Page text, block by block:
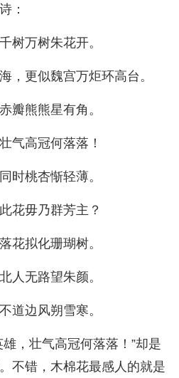
：
树万树朱花开。
，更似魏宫万炬环高台。
瓣熊熊星有角。
气高冠何落落！
时桃杏惭轻薄。
花毋乃群芳主？
花拟化珊瑚树。
人无路望朱颜。
道边风朔雪寒。
，壮气高冠何落落！”却是
不错，木棉花最感人的就是